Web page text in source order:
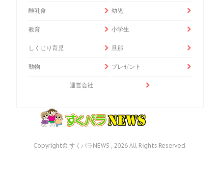
離乳食 幼児
教育 小学生
しくじり育児 旦那
動物 プレゼント
運営会社
Copyright© すくパラNEWS , 2026 All Rights Reserved.